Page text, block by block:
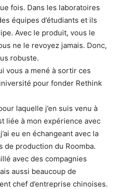
fois. Dans les laboratoires
équipes d’étudiants et ils
Avec le produit, vous le
ne le revoyez jamais. Donc,
robuste.
vous a mené à sortir ces
pour fonder Rethink
laquelle j’en suis venu à
liée à mon expérience avec
eu en échangeant avec la
de production du Roomba.
avec des compagnies
aussi beaucoup de
chef d’entreprise chinoises.